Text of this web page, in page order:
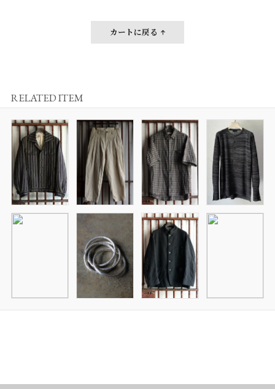
カートに戻る
RELATED ITEM